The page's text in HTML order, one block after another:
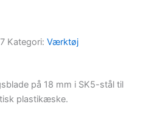
Kategori: Værktøj
på 18 mm i SK5-stål til
plastikæske.